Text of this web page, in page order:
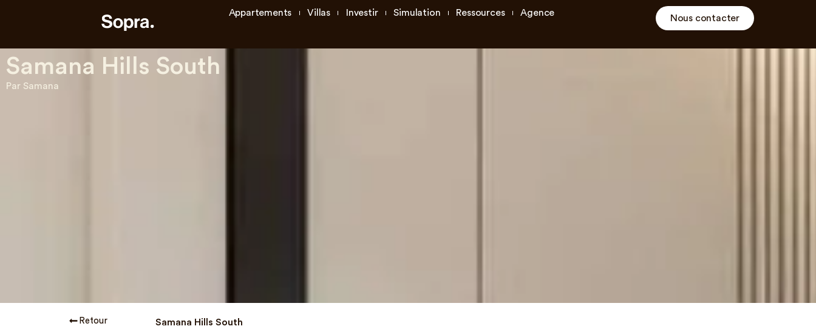
Appartements Villas Investir Simulation Ressources Agence
Nous contacter
Samana Hills South
Par Samana
Retour Samana Hills South